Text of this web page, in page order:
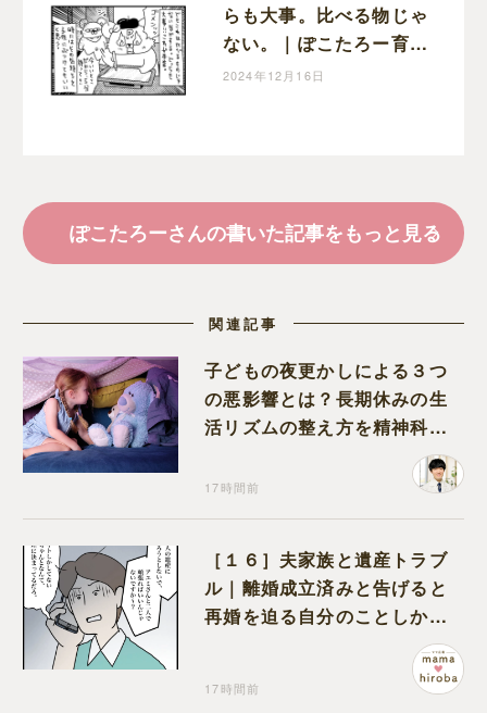
らも大事。比べる物じゃ
ない。｜ぽこたろー育児
漫画
2024年12月16日
ぽこたろーさんの書いた記事をもっと見る
関連記事
子どもの夜更かしによる３つ
の悪影響とは？長期休みの生
活リズムの整え方を精神科医
17時間前
［１６］夫家族と遺産トラブ
ル｜離婚成立済みと告げると
再婚を迫る自分のことしか考
17時間前